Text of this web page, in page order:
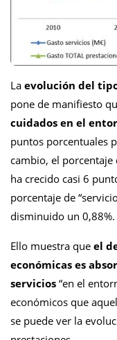
La evolución del
pone de manifiesto
cuidados en el
puntos porcentuales
cambio, el porcentaje
ha crecido casi 6
porcentaje de
disminuido un 0,88%.
Ello muestra que el
económicas es
servicios “en el
económicos que
se puede ver la